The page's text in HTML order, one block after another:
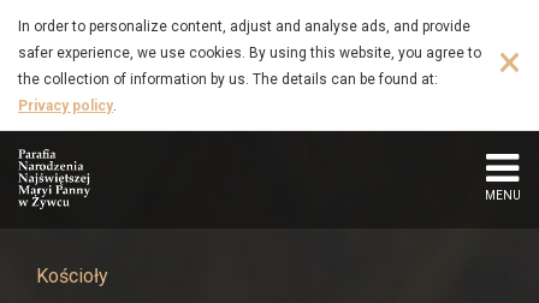
VI
Niedziela
Wielkanocna
10-
to
main
content
In order to personalize content, adjust and analyse ads, and provide
safer experience, we use cookies. By using this website, you agree to
the collection of information by us. The details can be found at:
Privacy policy.
×
MENU
Kościoły